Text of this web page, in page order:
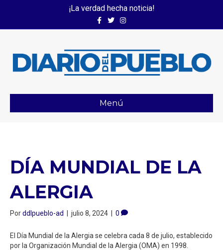
¡La verdad hecha noticia!
FacebookTwitterInstagram
Menú
DÍA MUNDIAL DE LA
ALERGIA
Porddlpueblo-ad | julio 8, 2024 | 0
El Día Mundial de la Alergia se celebra cada 8 de julio, establecido
por la Organización Mundial de la Alergia (OMA) en 1998.